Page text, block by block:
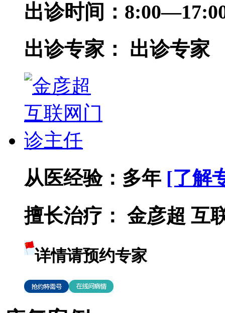
出诊时间：
出诊专家：
出诊专家
从医经验： 多年 [了解
擅长治疗： 金彦超 互
详情请预约专家